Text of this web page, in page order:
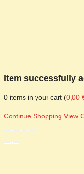
Item successfully
0 items in your cart (0,00
Continue Shopping View